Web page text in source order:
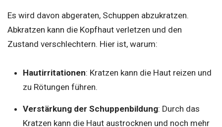
Es wird davon abgeraten, Schuppen abzukratzen.
Abkratzen kann die Kopfhaut verletzen und den
Zustand verschlechtern. Hier ist, warum:
Hautirritationen: Kratzen kann die Haut reizen und
zu Rötungen führen.
Verstärkung der Schuppenbildung: Durch das
Kratzen kann die Haut austrocknen und noch mehr